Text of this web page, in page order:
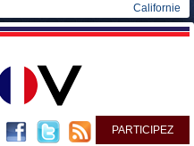
Californie
PARTICIPEZ